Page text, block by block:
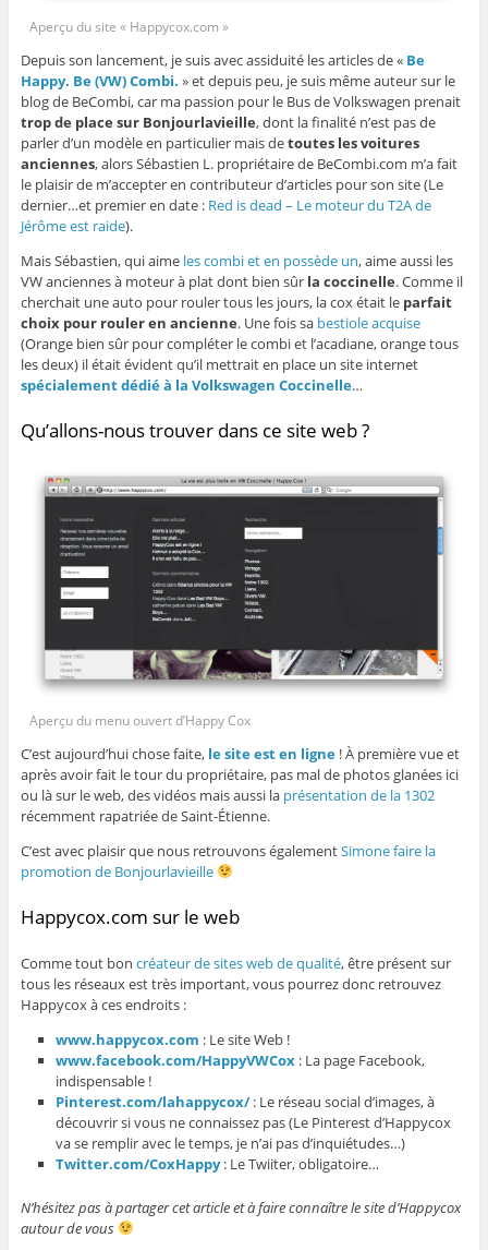
Aperçu du site « Happycox.com »
Depuis son lancement, je suis avec assiduité les articles de « Be
Happy. Be (VW) Combi. » et depuis peu, je suis même auteur sur le
blog de BeCombi, car ma passion pour le Bus de Volkswagen prenait
trop de place sur Bonjourlavieille, dont la finalité n’est pas de
parler d’un modèle en particulier mais detoutes les voitures
anciennes, alors Sébastien L. propriétaire de BeCombi.com m’a fait
le plaisir de m’accepter en contributeur d’articles pour son site (Le
dernier…et premier en date : Red is dead – Le moteur du T2A de
Jérôme est raide).
Mais Sébastien, qui aime les combi et en possède un, aime aussi les
VW anciennes à moteur à plat dont bien sûr la coccinelle. Comme il
cherchait une auto pour rouler tous les jours, la cox était leparfait
choix pour rouler en ancienne. Une fois sa bestiole acquise
(Orange bien sûr pour compléter le combi et l’acadiane, orange tous
les deux) il était évident qu’il mettrait en place un site internet
spécialement dédié à la Volkswagen Coccinelle…
Qu’allons-nous trouver dans ce site web ?
Aperçu du menu ouvert d’Happy Cox
C’est aujourd’hui chose faite, le site est en ligne! À première vue et
après avoir fait le tour du propriétaire, pas mal de photos glanées ici
ou là sur le web, des vidéos mais aussi la présentation de la 1302
récemment rapatriée de Saint-Étienne.
C’est avec plaisir que nous retrouvons égalementSimone faire la
promotion de Bonjourlavieille
Happycox.com sur le web
Comme tout bon créateur de sites web de qualité, être présent sur
tous les réseaux est très important, vous pourrez donc retrouvez
Happycox à ces endroits :
www.happycox.com : Le site Web !
www.facebook.com/HappyVWCox : La page Facebook,
indispensable !
Pinterest.com/lahappycox/: Le réseau social d’images, à
découvrir si vous ne connaissez pas (Le Pinterest d’Happycox
va se remplir avec le temps, je n’ai pas d’inquiétudes…)
Twitter.com/CoxHappy: Le Twiiter, obligatoire…
N’hésitez pas à partager cet article et à faire connaître le site d’Happycox
autour de vous